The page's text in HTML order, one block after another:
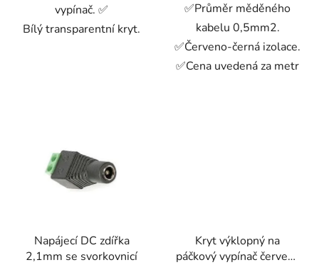
vypínač. ✅
Bílý transparentní kryt.
✅Průměr měděného
kabelu 0,5mm2.
✅Červeno-černá izolace.
✅Cena uvedená za metr
Napájecí DC zdířka
2,1mm se svorkovnicí
Kryt výklopný na
páčkový vypínač červený